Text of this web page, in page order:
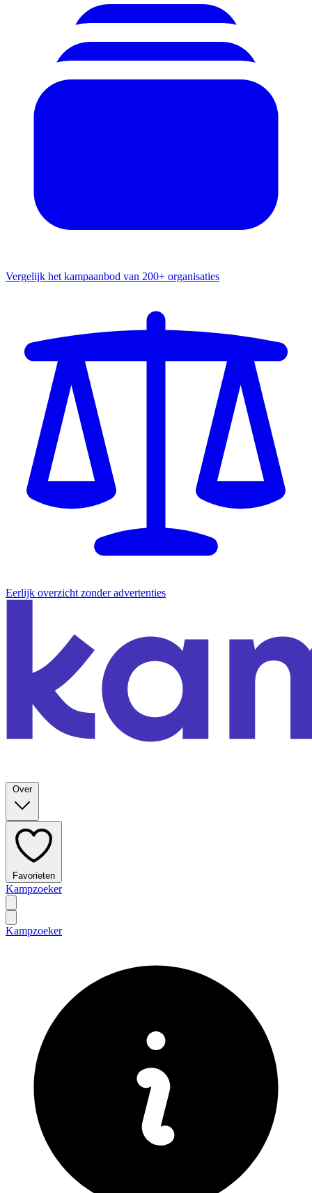
Vergelijk het kampaanbod van 200+ organisaties
Eerlijk overzicht zonder advertenties
Over
Favorieten
Kampzoeker
Kampzoeker